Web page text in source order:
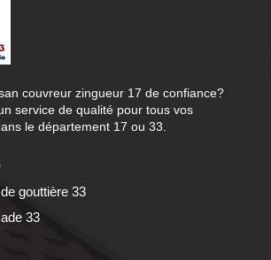
couvreur zingueur 17 de confiance?
service de qualité pour tous vos
le département 17 ou 33.
gouttière 33
33